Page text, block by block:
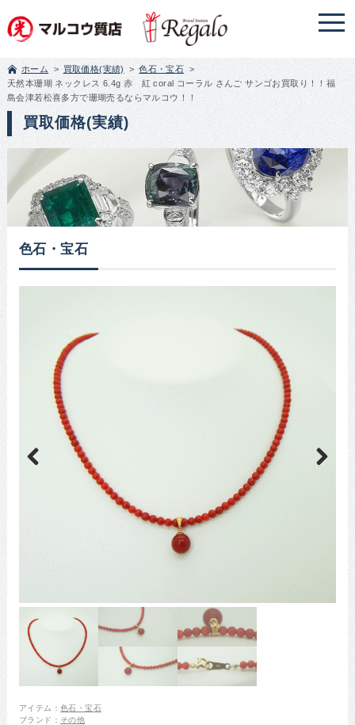
ホーム 買取価格(実績)
色石・宝石
天然本珊瑚 ネックレス 6.4g 赤 紅 coral コーラル さんご サンゴお買取り！！福
島会津若松喜多方で珊瑚売るならマルコウ！！
買取価格(実績)
色石・宝石
アイテム： 色石・宝石
ブランド： その他